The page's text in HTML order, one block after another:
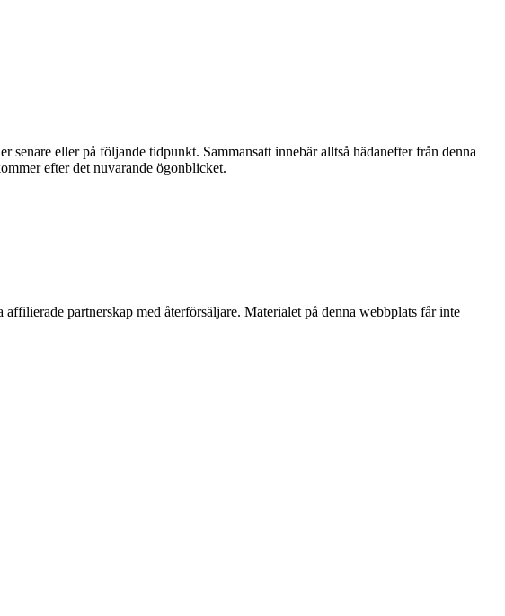
senare eller på följande tidpunkt. Sammansatt innebär alltså hädanefter från denna
efter det nuvarande ögonblicket.
partnerskap med återförsäljare. Materialet på denna webbplats får inte